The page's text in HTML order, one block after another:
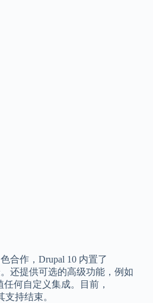
合作，Drupal 10 内置了
还提供可选的高级功能，例如
何自定义集成。目前，
持结束。